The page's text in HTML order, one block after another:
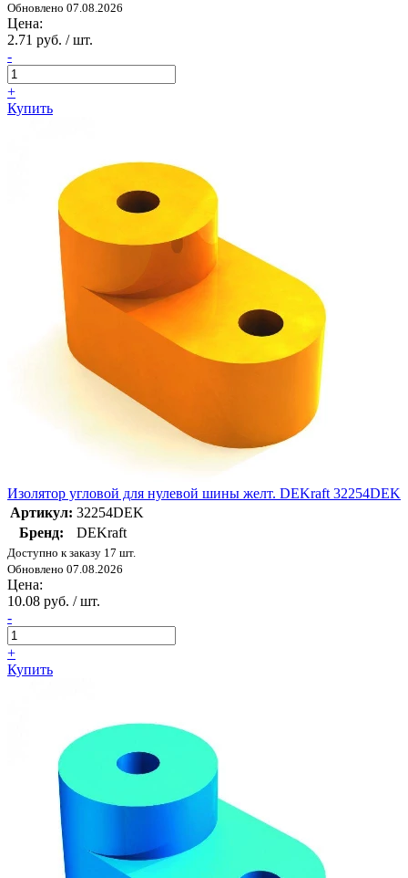
Обновлено 07.08.2026
Цена:
2.71 руб. / шт.
-
+
Купить
Изолятор угловой для нулевой шины желт. DEKraft 32254DEK
Артикул: 32254DEK
Бренд:
DEKraft
Доступно к заказу 17 шт.
Обновлено 07.08.2026
Цена:
10.08 руб. / шт.
-
+
Купить